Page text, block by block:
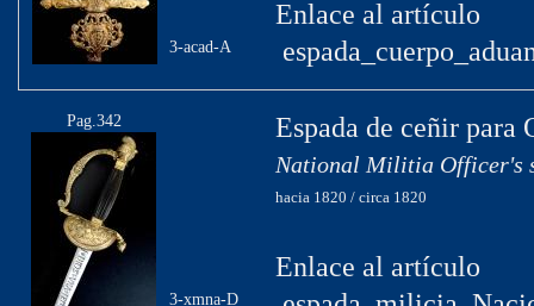
3-acad-A
Enlace al artículo
Pag.342
3-xmna-D
Espada de ceñir
National Militia Officer's
hacia 1820 / circa 1820
Enlace al artículo